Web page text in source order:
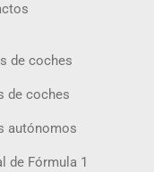
de coches
de coches
autónomos
de Fórmula 1